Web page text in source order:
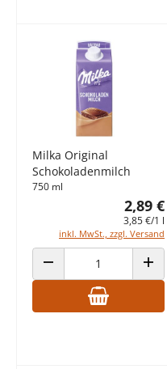
Milka Original
Schokoladenmilch
750 ml
2,89 €
3,85 €/1 l
inkl. MwSt., zzgl. Versand
ANZAHL VERRINGERN